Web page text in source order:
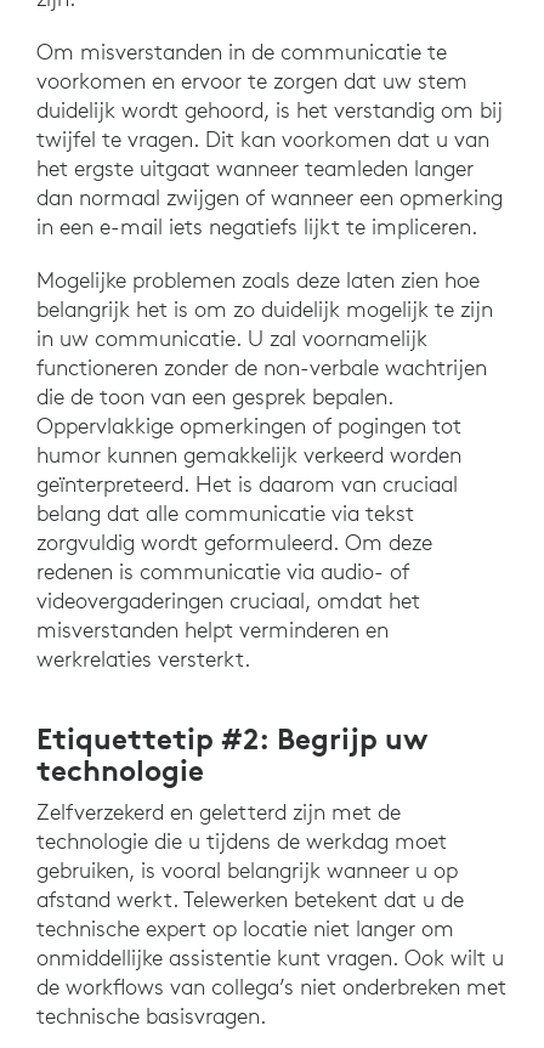
Om misverstanden in de communicatie te
voorkomen en ervoor te zorgen dat uw stem
duidelijk wordt gehoord, is het verstandig om bij
twijfel te vragen. Dit kan voorkomen dat u van
het ergste uitgaat wanneer teamleden langer
dan normaal zwijgen of wanneer een opmerking
in een e-mail iets negatiefs lijkt te impliceren.
Mogelijke problemen zoals deze laten zien hoe
belangrijk het is om zo duidelijk mogelijk te zijn
in uw communicatie. U zal voornamelijk
functioneren zonder de non-verbale wachtrijen
die de toon van een gesprek bepalen.
Oppervlakkige opmerkingen of pogingen tot
humor kunnen gemakkelijk verkeerd worden
geïnterpreteerd. Het is daarom van cruciaal
belang dat alle communicatie via tekst
zorgvuldig wordt geformuleerd. Om deze
redenen is communicatie via audio- of
videovergaderingen cruciaal, omdat het
misverstanden helpt verminderen en
werkrelaties versterkt.
Etiquettetip #2: Begrijp uw
technologie
Zelfverzekerd en geletterd zijn met de
technologie die u tijdens de werkdag moet
gebruiken, is vooral belangrijk wanneer u op
afstand werkt. Telewerken betekent dat u de
technische expert op locatie niet langer om
onmiddellijke assistentie kunt vragen. Ook wilt u
de workflows van collega’s niet onderbreken met
technische basisvragen.